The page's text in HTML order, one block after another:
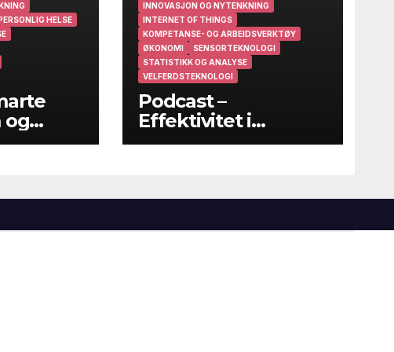
HELSE
og
INNOVASJON OG NYTENKNING
INTERNET OF THINGS
KOMPETANSE- OG ARBEIDSVERKTØY
ØKONOMI
SENSORTEKNOLOGI
STATISTIKK OG ANALYSE
VELFERDSTEKNOLOGI
Podcast –
Effektivitet i
helsevesenet – På